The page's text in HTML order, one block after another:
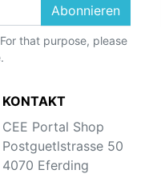
Abonnieren
that purpose, please
KONTAKT
CEE Portal Shop
Postguetlstrasse 50
4070 Eferding